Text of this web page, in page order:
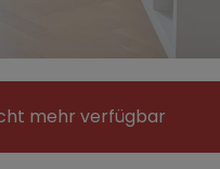
mehr verfügbar